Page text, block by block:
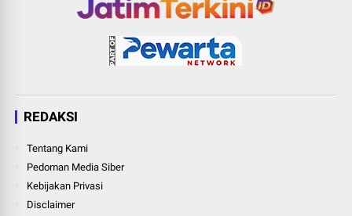
REDAKSI
Tentang Kami
Pedoman Media Siber
Kebijakan Privasi
Disclaimer